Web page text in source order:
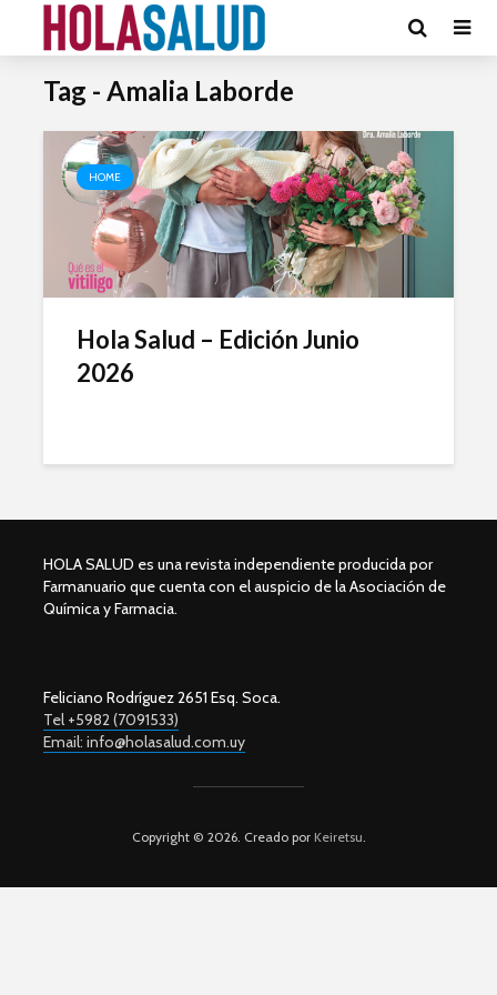
Tag - Amalia Laborde
HOME
Hola Salud – Edición Junio
2026
HOLA SALUD es una revista independiente producida por
Farmanuario que cuenta con el auspicio de la Asociación de
Química y Farmacia.
Feliciano Rodríguez 2651 Esq. Soca.
Tel +5982 (7091533)
Email: info@holasalud.com.uy
Copyright © 2026. Creado porKeiretsu.